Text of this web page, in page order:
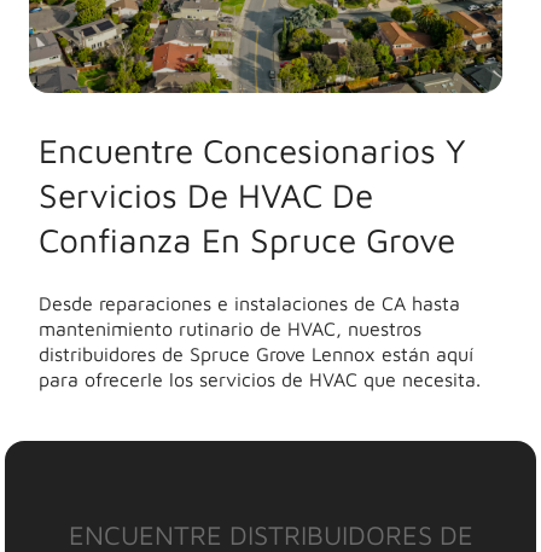
Encuentre Concesionarios Y
Servicios De HVAC De
Confianza En Spruce Grove
Desde reparaciones e instalaciones de CA hasta
mantenimiento rutinario de HVAC, nuestros
distribuidores de Spruce Grove Lennox están aquí
para ofrecerle los servicios de HVAC que necesita.
ENCUENTRE DISTRIBUIDORES DE